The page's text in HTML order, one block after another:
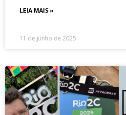
LEIA MAIS »
11 de junho de 2025